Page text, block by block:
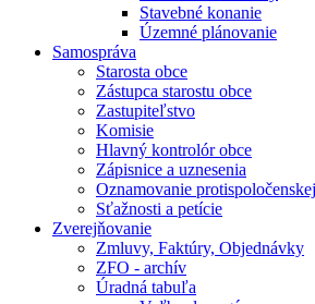
Stavebné konanie
Územné plánovanie
Samospráva
Starosta obce
Zástupca starostu obce
Zastupiteľstvo
Komisie
Hlavný kontrolór obce
Zápisnice a uznesenia
Oznamovanie
Sťažnosti a petície
Zverejňovanie
Zmluvy, Faktúry, Objednávky
ZFO - archív
Úradná tabuľa